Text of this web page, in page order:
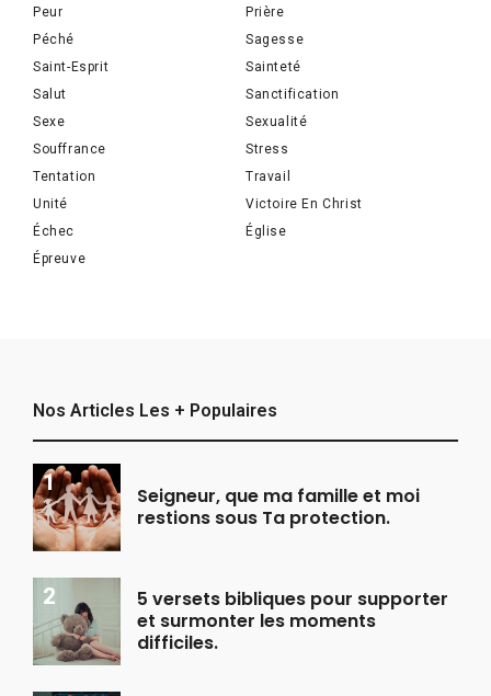
Peur
Prière
Péché
Sagesse
Saint-Esprit
Sainteté
Salut
Sanctification
Sexe
Sexualité
Souffrance
Stress
Tentation
Travail
Unité
Victoire En Christ
Échec
Église
Épreuve
Nos Articles Les + Populaires
Seigneur, que ma famille et moi
restions sous Ta protection.
5 versets bibliques pour supporter
et surmonter les moments
difficiles.